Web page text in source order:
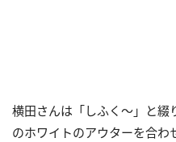
横田さんは「しふく～」と綴
のホワイトのアウターを合わ